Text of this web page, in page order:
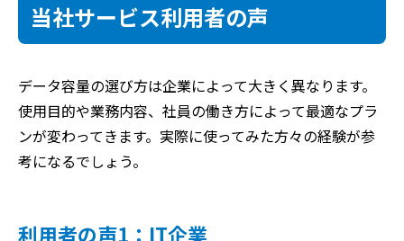
当社サービス利用者の声
データ容量の選び方は企業によって大きく異なります。
使用目的や業務内容、社員の働き方によって最適なプラ
ンが変わってきます。実際に使ってみた方々の経験が参
考になるでしょう。
利用者の声1：IT企業